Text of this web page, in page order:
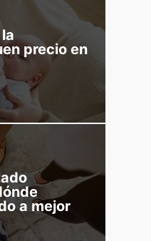
precio en
a mejor